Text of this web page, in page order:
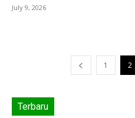
July 9, 2026
1 2
Terbaru